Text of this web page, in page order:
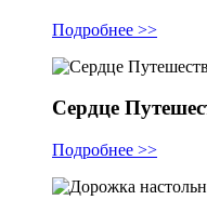
Подробнее >>
Сердце
Подробнее >>